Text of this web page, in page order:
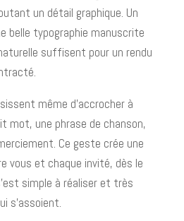
un détail graphique. Un
belle typographie manuscrite
suffisent pour un rendu
même d’accrocher à
mot, une phrase de chanson,
Ce geste crée une
vous et chaque invité, dès le
simple à réaliser et très
s’assoient.